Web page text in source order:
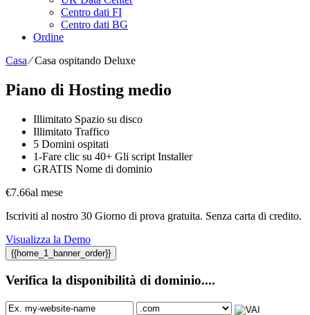
Centro dati FI
Centro dati BG
Ordine
Casa⁄Casa ospitando Deluxe
Piano di Hosting medio
Illimitato Spazio su disco
Illimitato Traffico
5 Domini ospitati
1-Fare clic su 40+ Gli script Installer
GRATIS Nome di dominio
€7.66al mese
Iscriviti al nostro 30 Giorno di prova gratuita. Senza carta di credito.
Visualizza la Demo
{{home_1_banner_order}}
Verifica la disponibilità di dominio....